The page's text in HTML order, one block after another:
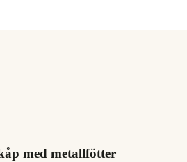
med metallfötter